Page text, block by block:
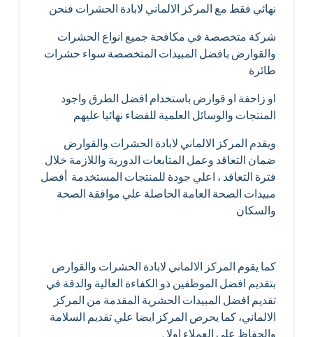
نهائي فقط مع المركز الالماني لابادة الحشرات فنحن
شركة متخصصة في مكافحة جميع انواع الحشرات
والقوارض بافضل المبيدات المتخصصة سواء حشرات
طائرة
او زاحفة او قوارض باستخدام افضل الطرق واجود
المنتجات والوسائل العلمية للقضاء نهائيا عليهم
ويقدم المركز الالماني لابادة الحشرات والقوارض
ضمان التعاقد وعمل المتابعات الدورية واللازمة خلال
فترة التعاقد ، اعلي جودة للمنتجات المستخدمة أفضل
مبيدات الصحة العامة الحاصلة علي موافقة الصحة
والسكان
كما يقوم المركز الالماني لابادة الحشرات والقوارض
بتقديم افضل الموظفين ذو الكفاءة العالية والدقة في
تقديم افضل المبيدات الحشرية المقدمة من المركز
الالماني، كما يحرص المركز ايضا علي تقديم السلامة
والحفاظ علي العملاء اولا .